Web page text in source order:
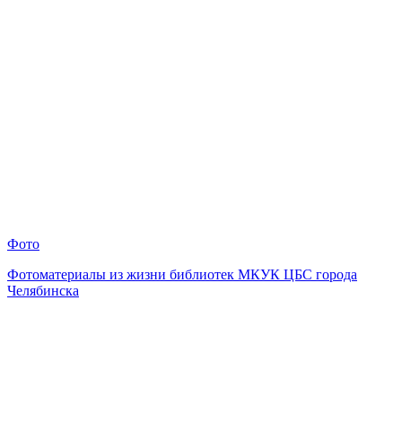
Фото
Фотоматериалы из жизни библиотек МКУК ЦБС города
Челябинска